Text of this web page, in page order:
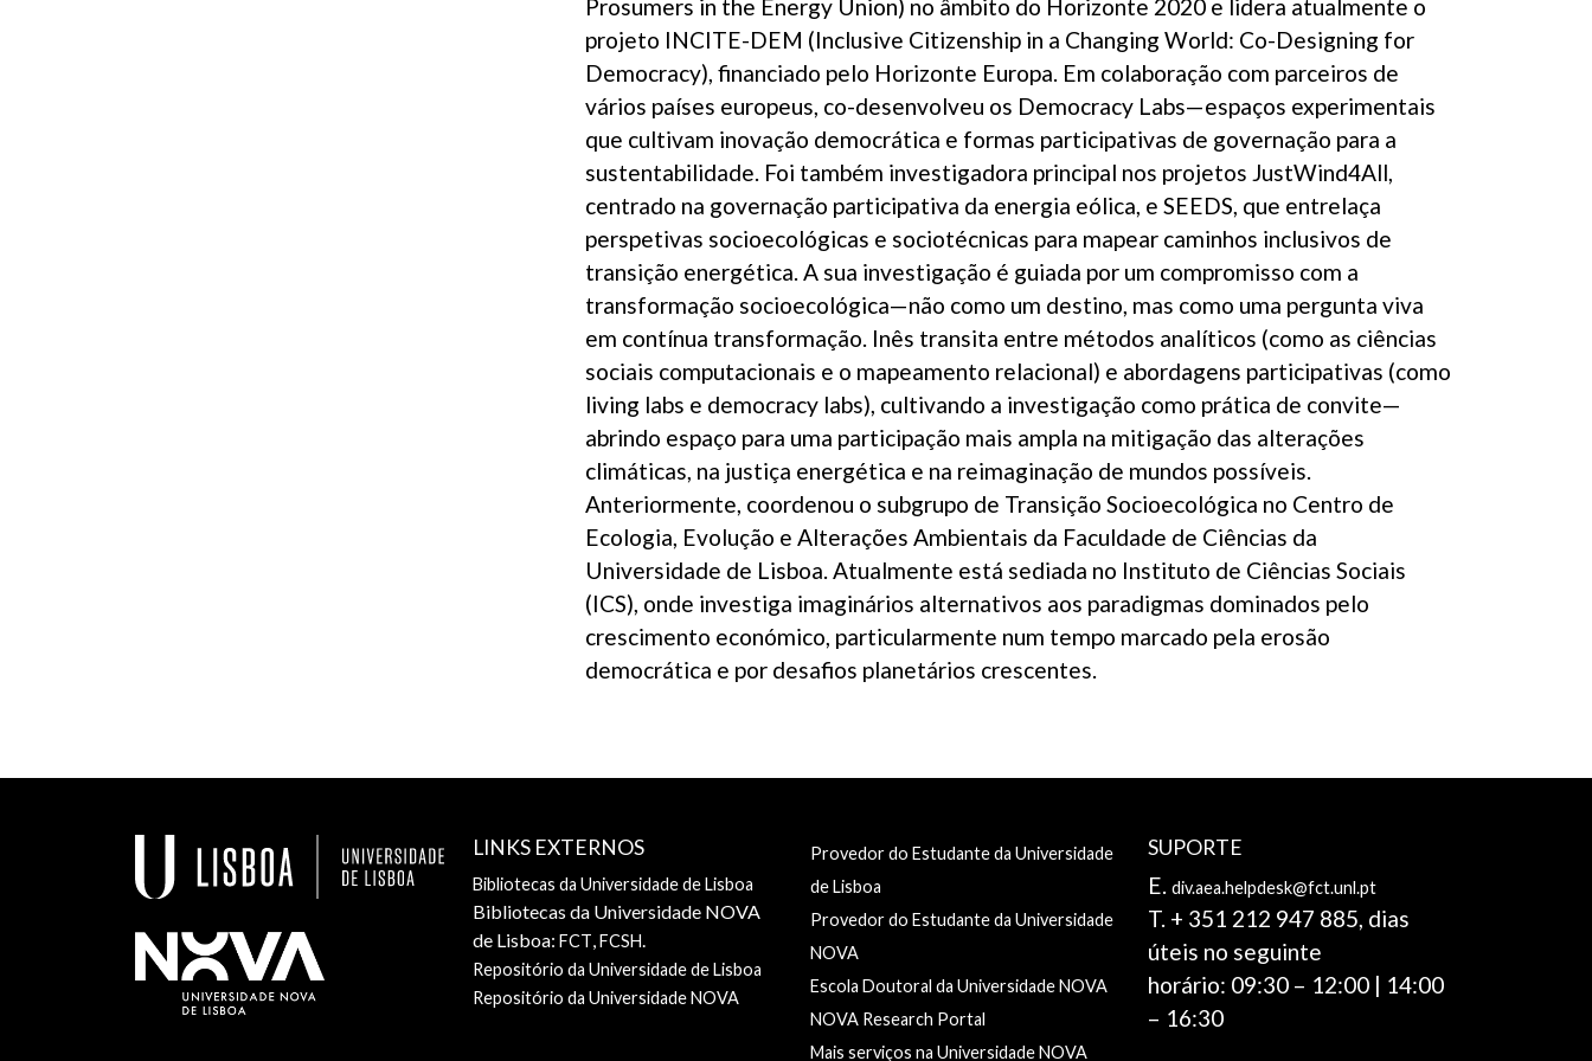
Prosumers in the Energy Union) no âmbito do Horizonte 2020 e lidera atualmente o
projeto INCITE-DEM (Inclusive Citizenship in a Changing World: Co-Designing for
Democracy), financiado pelo Horizonte Europa. Em colaboração com parceiros de
vários países europeus, co-desenvolveu os Democracy Labs—espaços experimentais
que cultivam inovação democrática e formas participativas de governação para a
sustentabilidade. Foi também investigadora principal nos projetos JustWind4All,
centrado na governação participativa da energia eólica, e SEEDS, que entrelaça
perspetivas socioecológicas e sociotécnicas para mapear caminhos inclusivos de
transição energética. A sua investigação é guiada por um compromisso com a
transformação socioecológica—não como um destino, mas como uma pergunta viva
em contínua transformação. Inês transita entre métodos analíticos (como as ciências
sociais computacionais e o mapeamento relacional) e abordagens participativas (como
living labs e democracy labs), cultivando a investigação como prática de convite—
abrindo espaço para uma participação mais ampla na mitigação das alterações
climáticas, na justiça energética e na reimaginação de mundos possíveis.
Anteriormente, coordenou o subgrupo de Transição Socioecológica no Centro de
Ecologia, Evolução e Alterações Ambientais da Faculdade de Ciências da
Universidade de Lisboa. Atualmente está sediada no Instituto de Ciências Sociais
(ICS), onde investiga imaginários alternativos aos paradigmas dominados pelo
crescimento económico, particularmente num tempo marcado pela erosão
democrática e por desafios planetários crescentes.
LINKS EXTERNOS
Bibliotecas da Universidade de Lisboa
Bibliotecas da Universidade NOVA
de Lisboa: FCT,FCSH.
Repositório da Universidade de Lisboa
Repositório da Universidade NOVA
Provedor do Estudante da Universidade
de Lisboa
Provedor do Estudante da Universidade
NOVA
Escola Doutoral da Universidade NOVA
NOVA Research Portal
Mais serviços na Universidade NOVA
SUPORTE
E. div.aea.helpdesk@fct.unl.pt
T. + 351 212 947 885, dias
úteis no seguinte
horário: 09:30 – 12:00 | 14:00
– 16:30